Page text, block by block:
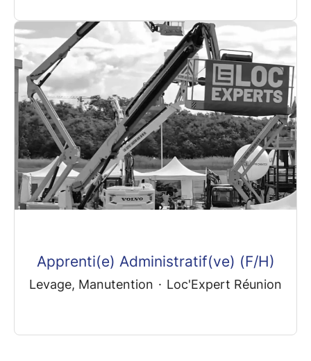
Apprenti(e) Administratif(ve) (F/H)
Levage, Manutention · Loc'Expert Réunion